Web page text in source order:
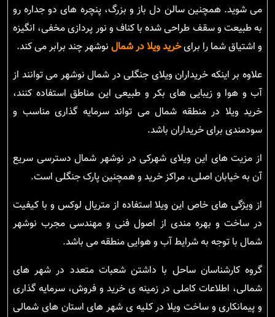
می شوید. همچنین سالن دل باز و بزرگ، پنچره های دو جداره رو
به طبیعت و سقف طراحی شده با کناف و نور پردازی مخفی، انگیزه
و اشتیاق شما را برایخرید ویلا در شمال نوشهر چند برابر می کند.
علاوه بر اینکه خریداران ویلای جنگلی در شمال نوشهر می توانند از
آب و هوا و زیبایی های بکر و طبیعی این مناطق استفاده کنند،
خرید ویلا در منطقه شمال می تواند سرمایه گذاری مناسب و
سودمندی برای خریداران باشد.
از مزیت های این ویلای شهرکی در نوشهر شمال دسترسی سریع
آن به خیابان اصلی، مراکز خرید و همچنین پارک جنگلی است.
از ویژگی های خاص این ویلا استفاده از متریال لوکس و با کیفیت
در ساخت و بهره مندی از اصول فنی و مهندسی مجرب نوشهر
شمال با توجه به شرایط آب و هوایی منطقه می باشد.
گروه کارشناسان ساحل با داشتن شعبات متعدد در شهر های
شمالی، اطلاعات کاملی در زمینه ی خرید و فروش، سرمایه گذاری
و پیمانکاری و ساخت ویلا در کلیه ی شهر های استان های شمالی